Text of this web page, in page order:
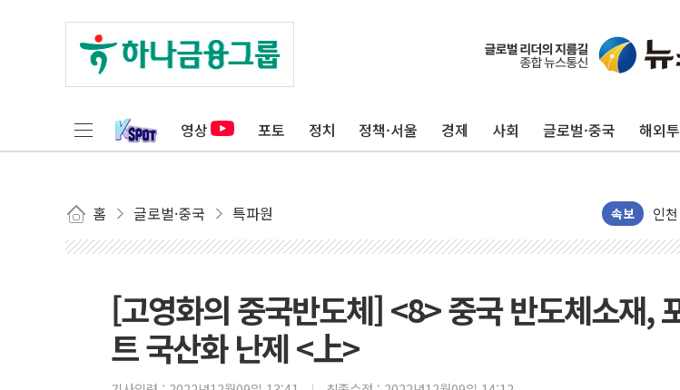
영상 포토 정치 정책·서울 경제 사회 글로벌·중국 해외
홈 글로벌·중국 특파원 속보
울
김
인
[
[속
美
[고영화의 중국반도체] <8> 중국 반도체소재,
트 국산화 난제 <上>